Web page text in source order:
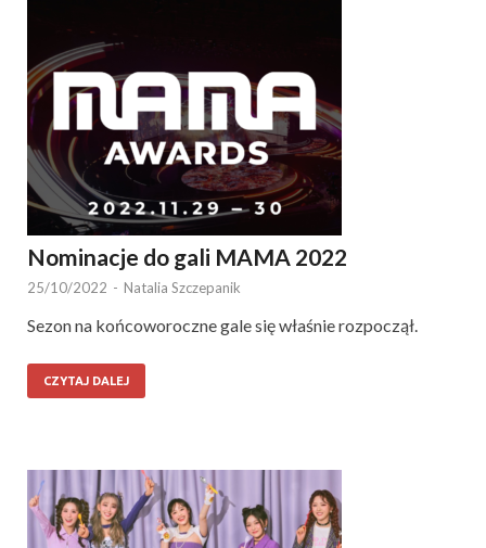
Nominacje do gali MAMA 2022
25/10/2022 - Natalia Szczepanik
Sezon na końcoworoczne gale się właśnie rozpoczął.
CZYTAJ DALEJ